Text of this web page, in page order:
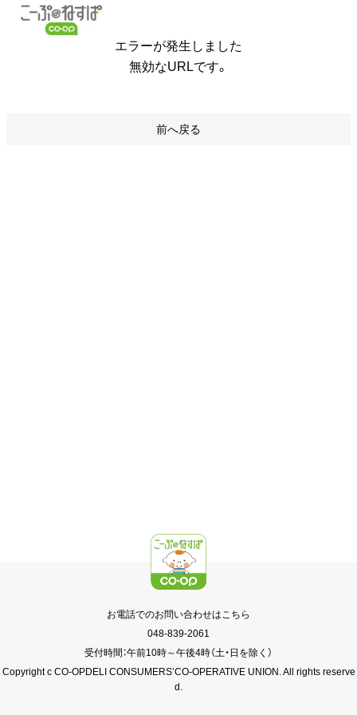
エラーが発生しました
無効なURLです。
前へ戻る
お電話でのお問い合わせはこちら
048-839-2061
受付時間：午前10時～午後4時（土・日を除く）
Copyright c CO-OPDELI CONSUMERS’CO-OPERATIVE UNION. All rights reserve
d.